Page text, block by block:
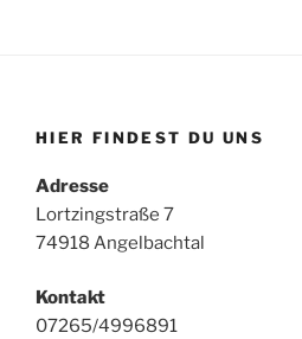
HIER FINDEST DU UNS
Adresse
Lortzingstraße 7
74918 Angelbachtal
Kontakt
07265/4996891